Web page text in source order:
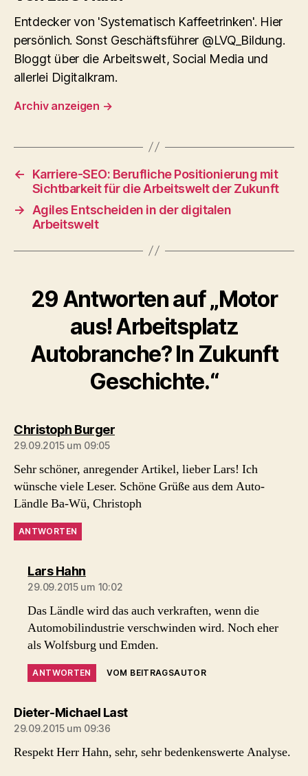
Entdecker von 'Systematisch Kaffeetrinken'. Hier
persönlich. Sonst Geschäftsführer @LVQ_Bildung.
Bloggt über die Arbeitswelt, Social Media und
allerlei Digitalkram.
Archiv anzeigen →
←
Karriere-SEO: Berufliche Positionierung mit
Sichtbarkeit für die Arbeitswelt der Zukunft
→
Agiles Entscheiden in der digitalen
Arbeitswelt
29 Antworten auf „Motor
aus! Arbeitsplatz
Autobranche? In Zukunft
Geschichte.“
Christoph Burgersagt:
29.09.2015 um 09:05
Sehr schöner, anregender Artikel, lieber Lars! Ich
wünsche viele Leser. Schöne Grüße aus dem Auto-
Ländle Ba-Wü, Christoph
ANTWORTEN
Lars Hahnsagt:
29.09.2015 um 10:02
Das Ländle wird das auch verkraften, wenn die
Automobilindustrie verschwinden wird. Noch eher
als Wolfsburg und Emden.
ANTWORTEN VOM BEITRAGSAUTOR
Dieter-Michael Lastsagt:
29.09.2015 um 09:36
Respekt Herr Hahn, sehr, sehr bedenkenswerte Analyse.